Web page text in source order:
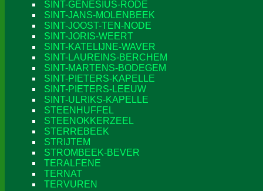
SINT-GENESIUS-RODE
SINT-JANS-MOLENBEEK
SINT-JOOST-TEN-NODE
SINT-JORIS-WEERT
SINT-KATELIJNE-WAVER
SINT-LAUREINS-BERCHEM
SINT-MARTENS-BODEGEM
SINT-PIETERS-KAPELLE
SINT-PIETERS-LEEUW
SINT-ULRIKS-KAPELLE
STEENHUFFEL
STEENOKKERZEEL
STERREBEEK
STRIJTEM
STROMBEEK-BEVER
TERALFENE
TERNAT
TERVUREN